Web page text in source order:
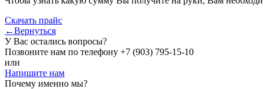
Скачать прайс
←Вернуться
У Вас остались вопросы?
Позвоните нам по телефону +7 (903) 795-15-10
или
Напишите нам
Почему именно мы?